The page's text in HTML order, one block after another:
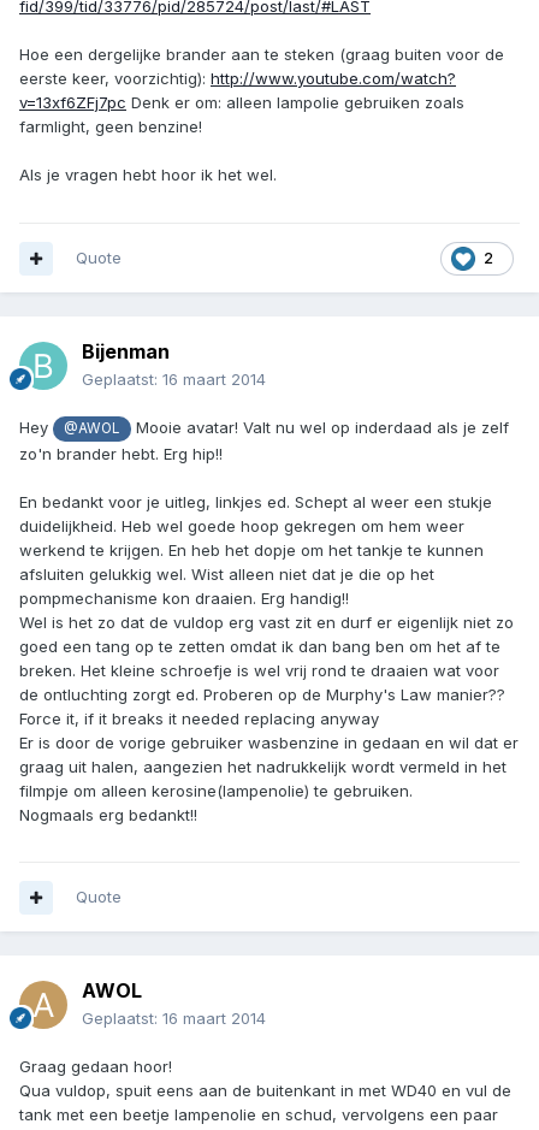
fid/399/tid/33776/pid/285724/post/last/#LAST
Hoe een dergelijke brander aan te steken (graag buiten voor de
eerste keer, voorzichtig): http://www.youtube.com/watch?
v=13xf6ZFj7pc Denk er om: alleen lampolie gebruiken zoals
farmlight, geen benzine!
Als je vragen hebt hoor ik het wel.
2
Quote
Bijenman
Geplaatst: 16 maart 2014
Hey @AWOL
Mooie avatar! Valt nu wel op inderdaad als je zelf
zo'n brander hebt. Erg hip!!
En bedankt voor je uitleg, linkjes ed. Schept al weer een stukje
duidelijkheid. Heb wel goede hoop gekregen om hem weer
werkend te krijgen. En heb het dopje om het tankje te kunnen
afsluiten gelukkig wel. Wist alleen niet dat je die op het
pompmechanisme kon draaien. Erg handig!!
Wel is het zo dat de vuldop erg vast zit en durf er eigenlijk niet zo
goed een tang op te zetten omdat ik dan bang ben om het af te
breken. Het kleine schroefje is wel vrij rond te draaien wat voor
de ontluchting zorgt ed. Proberen op de Murphy's Law manier??
Force it, if it breaks it needed replacing anyway
Er is door de vorige gebruiker wasbenzine in gedaan en wil dat er
graag uit halen, aangezien het nadrukkelijk wordt vermeld in het
filmpje om alleen kerosine(lampenolie) te gebruiken.
Nogmaals erg bedankt!!
Quote
AWOL
Geplaatst: 16 maart 2014
Graag gedaan hoor!
Qua vuldop, spuit eens aan de buitenkant in met WD40 en vul de
tank met een beetje lampenolie en schud, vervolgens een paar